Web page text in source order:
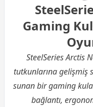
Gaming
SteelSeries Arctis
tutkunlarına gelişmiş
sunan bir gaming
bağlantı,